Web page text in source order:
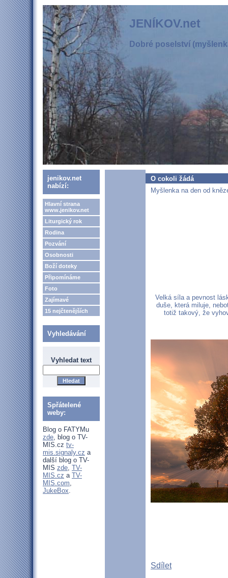
JENÍKOV.net
Dobré poselství
jenikov.net
nabízí:
Hlavní strana
www.jenikov.net
Liturgický rok
Rodina
Pozvání
Osobnosti
Boží doteky
Připomínáme
Foto
Zajímavé
15 nejčtenějších
Vyhledávání
Vyhledat text
Spřátelené
weby:
Blog o FATYMu
zde, blog o TV-
MIS.cz tv-
mis.signaly.cz a
další blog o TV-
MIS zde, TV-
MIS.cz a TV-
MIS.com,
JukeBox.
O cokoli žádá
Myšlenka na den od
Velká síla a pevnost
duše, která miluje,
totiž takový, že
Sdílet